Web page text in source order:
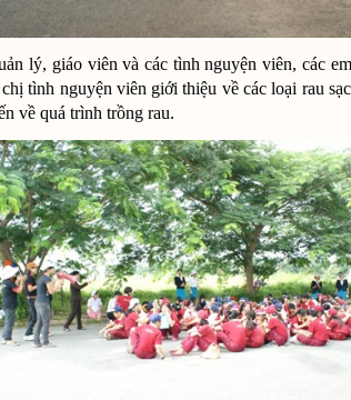
lý, giáo viên và các tình nguyện viên, các
tình nguyện viên giới thiệu về các loại rau
về quá trình trồng rau.